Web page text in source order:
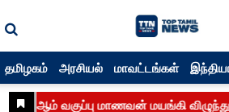
தமிழகம் அரசியல் மாவட்டங்கள்